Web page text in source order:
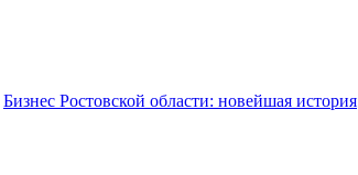
Бизнес Ростовской области: новейшая история